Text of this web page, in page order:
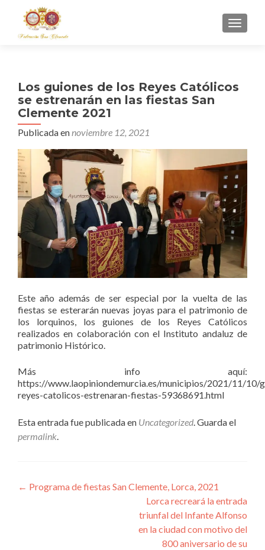
Los guiones de los Reyes Católicos
se estrenarán en las fiestas San
Clemente 2021
Publicada ennoviembre 12, 2021
Este año además de ser especial por la vuelta de las
fiestas se esterarán nuevas joyas para el patrimonio de
los lorquinos, los guiones de los Reyes Católicos
realizados en colaboración con el Instituto andaluz de
patrimonio Histórico.
Más info aquí:
https://www.laopiniondemurcia.es/municipios/2021/11/10/
reyes-catolicos-estrenaran-fiestas-59368691.html
Esta entrada fue publicada en Uncategorized. Guarda el
permalink.
Navegación de entradas
← Programa de fiestas San Clemente, Lorca, 2021
Lorca recreará la entrada
triunfal del Infante Alfonso
en la ciudad con motivo del
800 aniversario de su